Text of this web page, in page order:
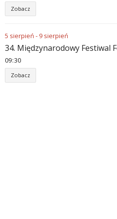
Zobacz
5 sierpień - 9 sierpień
34. Międzynarodowy Festiwal
09 30
Zobacz